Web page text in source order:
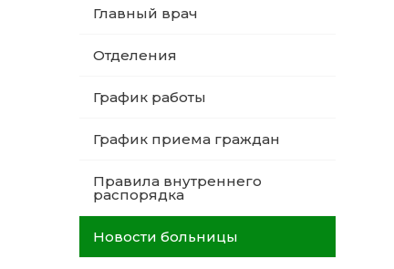
Главный врач
Отделения
График работы
График приема граждан
Правила внутреннего
распорядка
Новости больницы